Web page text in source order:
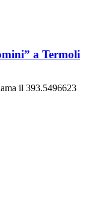
a Termoli
il 393.5496623